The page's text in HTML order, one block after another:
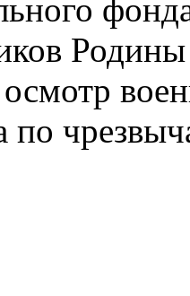
Родины
по